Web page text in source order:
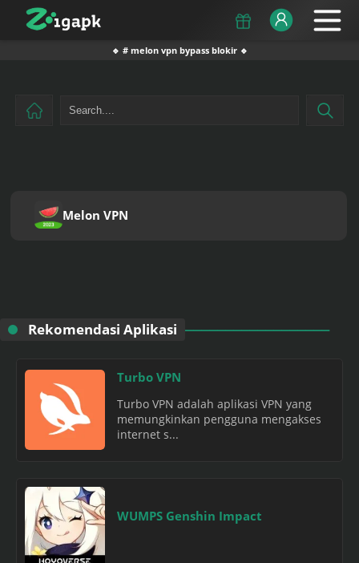
🔹 # melon vpn bypass blokir 🔹
Melon VPN
Rekomendasi Aplikasi
Turbo VPN
Turbo VPN adalah aplikasi VPN yang
memungkinkan pengguna mengakses
internet s...
WUMPS Genshin Impact